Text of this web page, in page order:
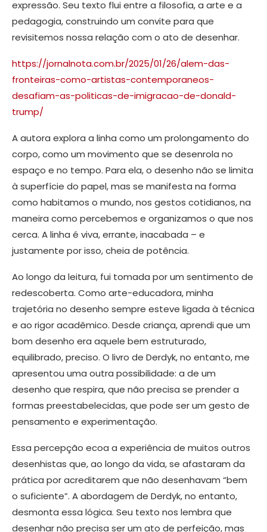
expressão. Seu texto flui entre a filosofia, a arte e a
pedagogia, construindo um convite para que
revisitemos nossa relação com o ato de desenhar.
https://jornalnota.com.br/2025/01/26/alem-das-
fronteiras-como-artistas-contemporaneos-
desafiam-as-politicas-de-imigracao-de-donald-
trump/
A autora explora a linha como um prolongamento do
corpo, como um movimento que se desenrola no
espaço e no tempo. Para ela, o desenho não se limita
à superfície do papel, mas se manifesta na forma
como habitamos o mundo, nos gestos cotidianos, na
maneira como percebemos e organizamos o que nos
cerca. A linha é viva, errante, inacabada – e
justamente por isso, cheia de potência.
Ao longo da leitura, fui tomada por um sentimento de
redescoberta. Como arte-educadora, minha
trajetória no desenho sempre esteve ligada à técnica
e ao rigor acadêmico. Desde criança, aprendi que um
bom desenho era aquele bem estruturado,
equilibrado, preciso. O livro de Derdyk, no entanto, me
apresentou uma outra possibilidade: a de um
desenho que respira, que não precisa se prender a
formas preestabelecidas, que pode ser um gesto de
pensamento e experimentação.
Essa percepção ecoa a experiência de muitos outros
desenhistas que, ao longo da vida, se afastaram da
prática por acreditarem que não desenhavam “bem
o suficiente”. A abordagem de Derdyk, no entanto,
desmonta essa lógica. Seu texto nos lembra que
desenhar não precisa ser um ato de perfeição, mas